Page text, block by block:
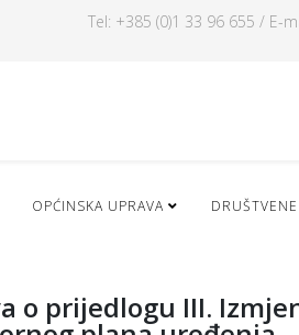
Tel: +385 (0)1 33 96 655 / E-
OPĆINSKA UPRAVA
o prijedlogu III.